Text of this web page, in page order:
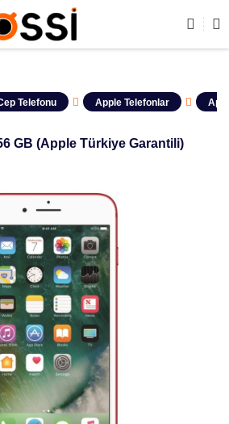
SATIŞA KAPALIDIR !
Telefonu Apple Telefonlar
GB (Apple Türkiye Garantili)